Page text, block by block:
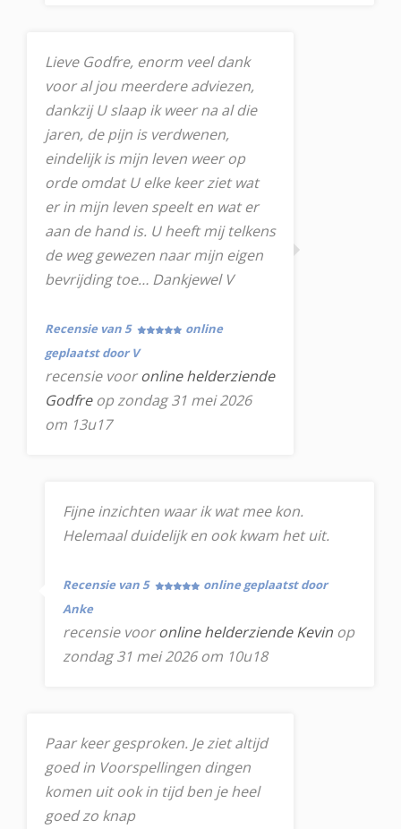
Lieve Godfre, enorm veel dank
voor al jou meerdere adviezen,
dankzij U slaap ik weer na al die
jaren, de pijn is verdwenen,
eindelijk is mijn leven weer op
orde omdat U elke keer ziet wat
er in mijn leven speelt en wat er
aan de hand is. U heeft mij telkens
de weg gewezen naar mijn eigen
bevrijding toe… Dankjewel V
Recensie van 5
online
geplaatst door V
recensie vooronline helderziende
Godfreop zondag 31 mei 2026
om 13u17
Fijne inzichten waar ik wat mee kon.
Helemaal duidelijk en ook kwam het uit.
Recensie van 5
online geplaatst door
Anke
recensie vooronline helderziende Kevin op
zondag 31 mei 2026 om 10u18
Paar keer gesproken. Je ziet altijd
goed in Voorspellingen dingen
komen uit ook in tijd ben je heel
goed zo knap